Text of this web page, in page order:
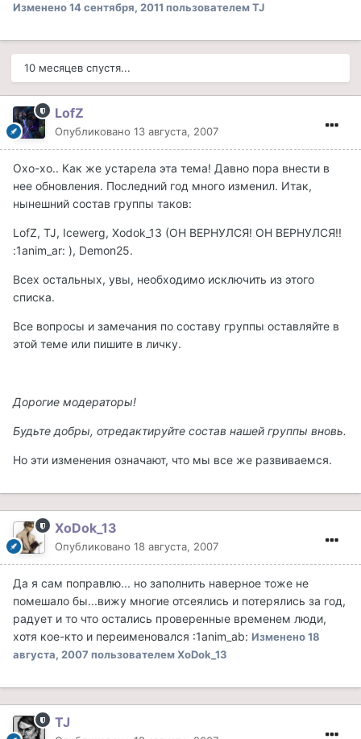
Изменено14 сентября, 2011 пользователем TJ
10 месяцев спустя...
LofZ
Опубликовано 13 августа, 2007
Охо-хо.. Как же устарела эта тема! Давно пора внести в
нее обновления. Последний год много изменил. Итак,
нынешний состав группы таков:
LofZ, TJ, Icewerg, Xodok_13 (ОН ВЕРНУЛСЯ! ОН ВЕРНУЛСЯ!!
:1anim_ar: ), Demon25.
Всех остальных, увы, необходимо исключить из этого
списка.
Все вопросы и замечания по составу группы оставляйте в
этой теме или пишите в личку.
Дорогие модераторы!
Будьте добры, отредактируйте состав нашей группы вновь.
Но эти изменения означают, что мы все же развиваемся.
XoDok_13
Опубликовано 18 августа, 2007
Да я сам поправлю... но заполнить наверное тоже не
помешало бы...вижу многие отсеялись и потерялись за год,
радует и то что остались проверенные временем люди,
хотя кое-кто и переименовался :1anim_ab: Изменено18
августа, 2007 пользователем XoDok_13
TJ